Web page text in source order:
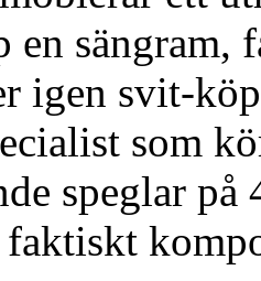
sängram,
igen svit-
som
speglar